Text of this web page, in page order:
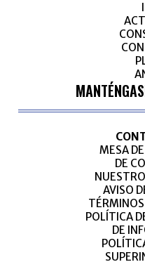
MESA
DE
AVISO
POLÍTICA
DE